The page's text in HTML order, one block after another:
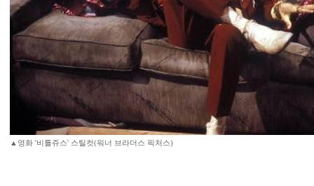
▲영화 '비틀쥬스' 스틸컷(워너 브라더스 픽처스)